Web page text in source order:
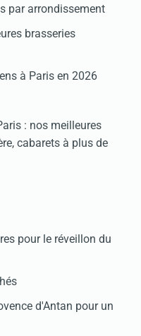
par arrondissement
brasseries
à Paris en 2026
: nos meilleures
cabarets à plus de
pour le réveillon du
d'Antan pour un